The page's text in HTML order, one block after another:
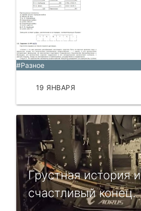
Разбор ЕГЭ по
#Разное
19 ЯНВАРЯ
Грустная история
счастливый конец.